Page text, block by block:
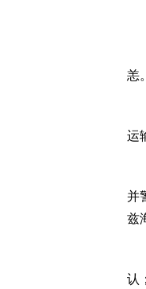
恙。
运
并
兹
认